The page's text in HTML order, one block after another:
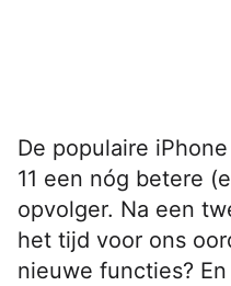
De populaire
11 een nóg betere
opvolger. Na een
het tijd voor ons
nieuwe functies?